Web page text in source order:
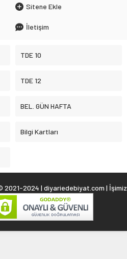
Sitene Ekle
İletişim
TDE 10
TDE 12
BEL. GÜN HAFTA
Bilgi Kartları
2021-2024 | diyariedebiyat.com | İşimiz